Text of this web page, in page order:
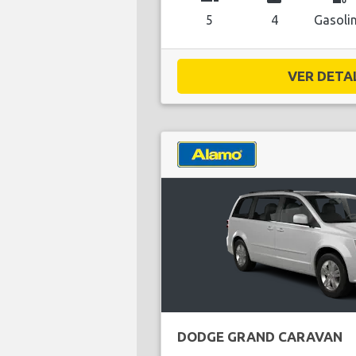
5 4
VER
DODGE GRAND CARAVAN